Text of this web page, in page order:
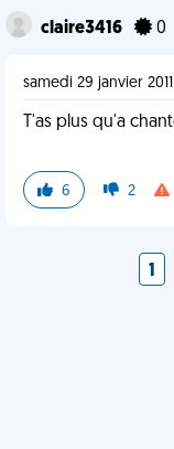
claire3416 0
samedi 29 janvier
T'as plus qu'a
6 2
1